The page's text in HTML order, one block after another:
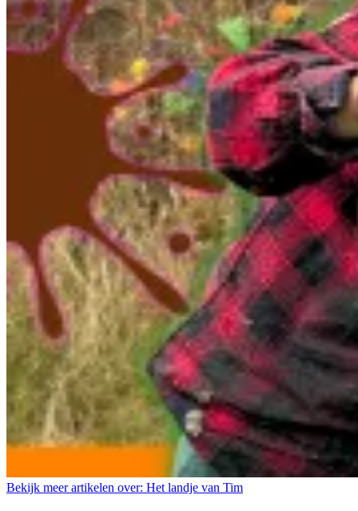
Bekijk meer artikelen over: Het landje van Tim